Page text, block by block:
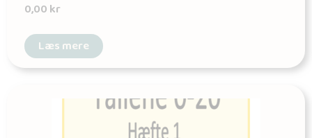
0,00kr
Læs mere